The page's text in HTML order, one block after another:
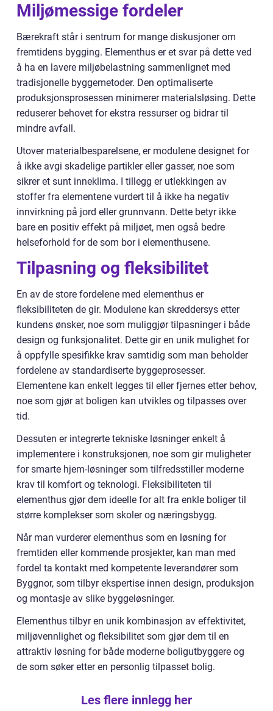
Miljømessige fordeler
Bærekraft står i sentrum for mange diskusjoner om
fremtidens bygging. Elementhus er et svar på dette ved
å ha en lavere miljøbelastning sammenlignet med
tradisjonelle byggemetoder. Den optimaliserte
produksjonsprosessen minimerer materialsløsing. Dette
reduserer behovet for ekstra ressurser og bidrar til
mindre avfall.
Utover materialbesparelsene, er modulene designet for
å ikke avgi skadelige partikler eller gasser, noe som
sikrer et sunt inneklima. I tillegg er utlekkingen av
stoffer fra elementene vurdert til å ikke ha negativ
innvirkning på jord eller grunnvann. Dette betyr ikke
bare en positiv effekt på miljøet, men også bedre
helseforhold for de som bor i elementhusene.
Tilpasning og fleksibilitet
En av de store fordelene med elementhus er
fleksibiliteten de gir. Modulene kan skreddersys etter
kundens ønsker, noe som muliggjør tilpasninger i både
design og funksjonalitet. Dette gir en unik mulighet for
å oppfylle spesifikke krav samtidig som man beholder
fordelene av standardiserte byggeprosesser.
Elementene kan enkelt legges til eller fjernes etter behov,
noe som gjør at boligen kan utvikles og tilpasses over
tid.
Dessuten er integrerte tekniske løsninger enkelt å
implementere i konstruksjonen, noe som gir muligheter
for smarte hjem-løsninger som tilfredsstiller moderne
krav til komfort og teknologi. Fleksibiliteten til
elementhus gjør dem ideelle for alt fra enkle boliger til
større komplekser som skoler og næringsbygg.
Når man vurderer elementhus som en løsning for
fremtiden eller kommende prosjekter, kan man med
fordel ta kontakt med kompetente leverandører som
Byggnor, som tilbyr ekspertise innen design, produksjon
og montasje av slike byggeløsninger.
Elementhus tilbyr en unik kombinasjon av effektivitet,
miljøvennlighet og fleksibilitet som gjør dem til en
attraktiv løsning for både moderne boligutbyggere og
de som søker etter en personlig tilpasset bolig.
Les flere innlegg her